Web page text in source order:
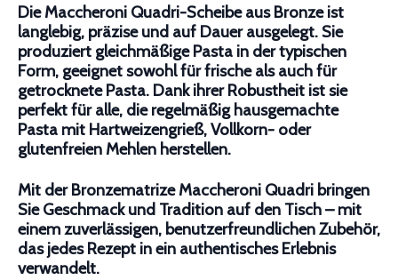
Die Maccheroni Quadri-Scheibe aus Bronze ist
langlebig, präzise und auf Dauer ausgelegt. Sie
produziert gleichmäßige Pasta in der typischen
Form, geeignet sowohl für frische als auch für
getrocknete Pasta. Dank ihrer Robustheit ist sie
perfekt für alle, die regelmäßig hausgemachte
Pasta mit Hartweizengrieß, Vollkorn- oder
glutenfreien Mehlen herstellen.
Mit der Bronzematrize Maccheroni Quadri bringen
Sie Geschmack und Tradition auf den Tisch – mit
einem zuverlässigen, benutzerfreundlichen Zubehör,
das jedes Rezept in ein authentisches Erlebnis
verwandelt.